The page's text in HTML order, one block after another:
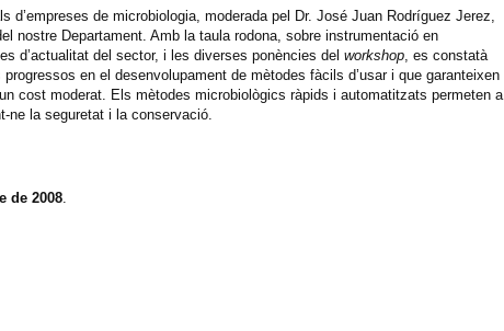
d’empreses de microbiologia, moderada pel Dr. José Juan Rodríguez Jerez,
nostre Departament. Amb la taula rodona, sobre instrumentació en
d’actualitat del sector, i les diverses ponències del workshop, es constatà
en el desenvolupament de mètodes fàcils d’usar i que garanteixen
cost moderat. Els mètodes microbiològics ràpids i automatitzats permeten a
ne la seguretat i la conservació.
de 2008.